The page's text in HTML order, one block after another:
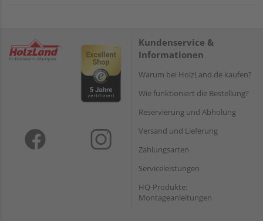
Kundenservice &
Informationen
Warum bei HolzLand.de kaufen?
Wie funktioniert die Bestellung?
Reservierung und Abholung
Versand und Lieferung
Zahlungsarten
Serviceleistungen
HQ-Produkte:
Montageanleitungen